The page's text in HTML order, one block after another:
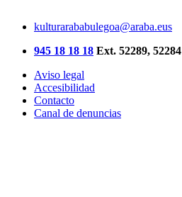
kulturarababulegoa@araba.eus
945 18 18 18 Ext. 52289, 52284
Aviso legal
Accesibilidad
Contacto
Canal de denuncias